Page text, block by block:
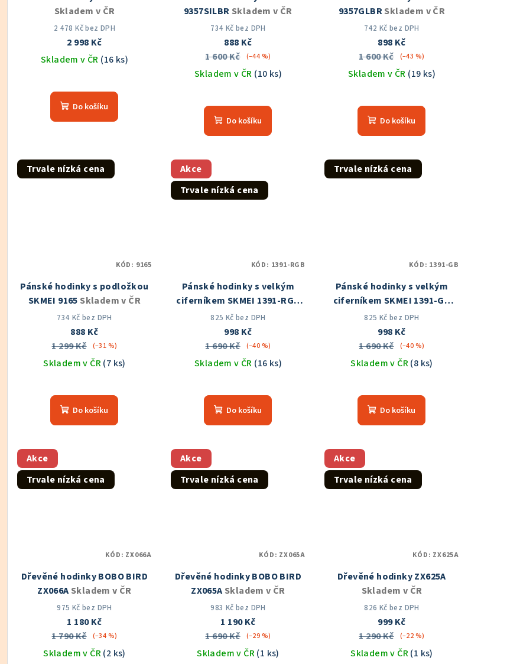
Skladem v ČR
2 478 Kč bez DPH
2 998 Kč
Skladem v ČR (16 ks)
hodnocení
produktu
je
5
hvězdiček.
Do košíku
9357SILBR Skladem v ČR
734 Kč bez DPH
888 Kč
1 600 Kč
(–44 %)
Skladem v ČR (10 ks)
hodnocení
produktu
je
5
hvězdiček.
Do košíku
9357GLBRSkladem v ČR
742 Kč bez DPH
898 Kč
1 600 Kč
(–43 %)
Skladem v ČR (19 ks)
hodnocení
produktu
je
z
5
Do košíku
Trvale nízká cena
Pánské hodinky s podložkou
SKMEI 9165 Skladem v ČR
734 Kč bez DPH
888 Kč
1 299 Kč
(–31 %)
Skladem v ČR(7 ks)
hodnocení
produktu
je
5
hvězdiček.
Do košíku
KÓD: 9165
Akce
Trvale nízká cena
Pánské hodinky s velkým
ciferníkem SKMEI 1391-RGB
Skladem v ČR
825 Kč bez DPH
998 Kč
1 690 Kč
(–40 %)
Skladem v ČR (16 ks)
hodnocení
produktu
je
5
hvězdiček.
Do košíku
KÓD: 1391-RGB
Trvale nízká cena
Pánské hodinky s velkým
ciferníkem SKMEI 1391-GB
Skladem v ČR
825 Kč bez DPH
998 Kč
1 690 Kč
(–40 %)
Skladem v ČR(8 ks)
hodnocení
produktu
je
5
hvězdiček.
Do košíku
KÓD: 1391-GB
Akce
Trvale nízká cena
Dřevěné hodinky BOBO BIRD
ZX066A Skladem v ČR
975 Kč bez DPH
1 180 Kč
1 790 Kč
(–34 %)
Skladem v ČR(2 ks)
KÓD: ZX066A
Akce
Trvale nízká cena
Dřevěné hodinky BOBO BIRD
ZX065A Skladem v ČR
983 Kč bez DPH
1 190 Kč
1 690 Kč
(–29 %)
Skladem v ČR(1 ks)
KÓD: ZX065A
Akce
Trvale nízká cena
Dřevěné hodinky ZX625A
Skladem v ČR
826 Kč bez DPH
999 Kč
1 290 Kč
(–22 %)
Skladem v ČR(1 ks)
KÓD: ZX625A